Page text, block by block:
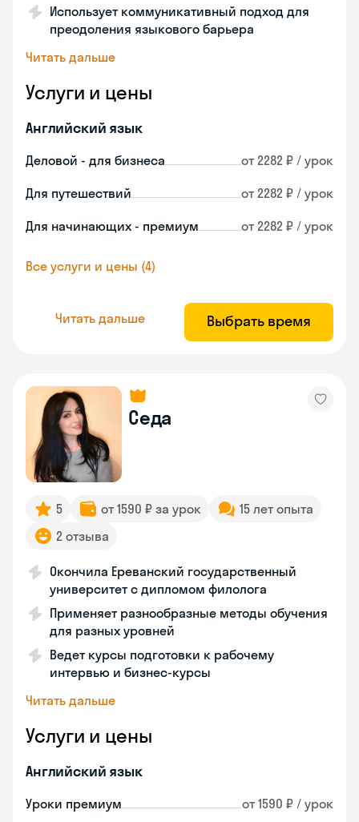
Использует коммуникативный подход для
преодоления языкового барьера
Читать дальше
Услуги и цены
Английский язык
Деловой - для бизнеса от 2282 ₽ / урок
Для путешествий от 2282 ₽ / урок
Для начинающих - премиум от 2282 ₽ / урок
Все услуги и цены (4)
Читать дальше Выбрать время
Седа
5 от 1590 ₽ за урок
15 лет опыта
2 отзыва
Окончила Ереванский государственный
университет с дипломом филолога
Применяет разнообразные методы обучения
для разных уровней
Ведет курсы подготовки к рабочему
интервью и бизнес-курсы
Читать дальше
Услуги и цены
Английский язык
Уроки премиум от 1590 ₽ / урок